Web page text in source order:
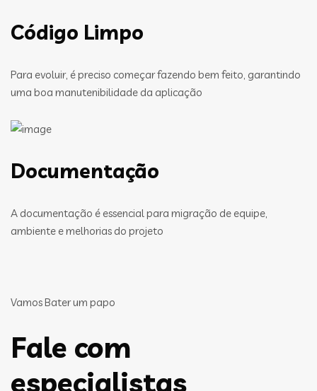
Código Limpo
Para evoluir, é preciso começar fazendo bem feito, garantindo
uma boa manutenibilidade da aplicação
Documentação
A documentação é essencial para migração de equipe,
ambiente e melhorias do projeto
Vamos Bater um papo
Fale com
especialistas